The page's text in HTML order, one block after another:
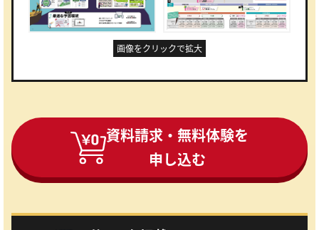
画像をクリックで拡大
資料請求・無料体験を
申し込む